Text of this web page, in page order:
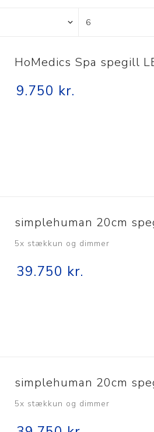
Næring
HoMedics Spa spegill
9.750 kr.
simplehuman 20cm
5x stækkun og dimmer
39.750 kr.
simplehuman 20cm
5x stækkun og dimmer